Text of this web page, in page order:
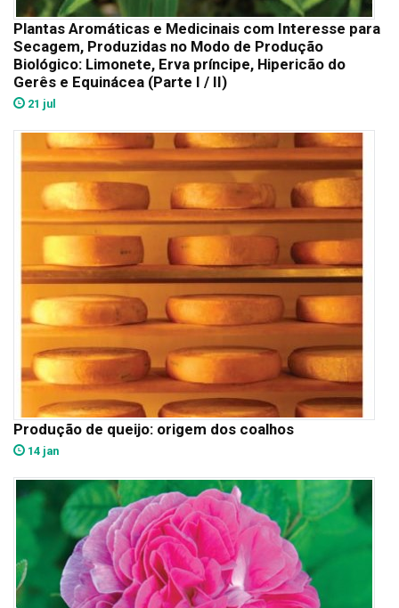
Plantas Aromáticas e Medicinais com Interesse para
Secagem, Produzidas no Modo de Produção
Biológico: Limonete, Erva príncipe, Hipericão do
Gerês e Equinácea (Parte I / II)
21 jul
Produção de queijo: origem dos coalhos
14 jan